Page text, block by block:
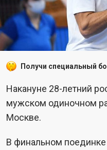
Получи специальный
Накануне 28-летний
мужском одиночном
Москве.
В финальном